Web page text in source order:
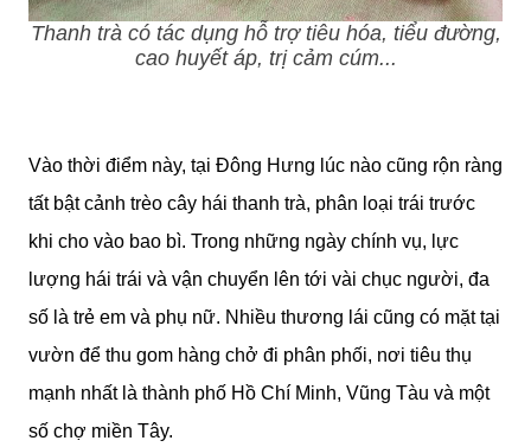
Thanh trà có tác dụng hỗ trợ tiêu hóa, tiểu đường,
cao huyết áp, trị cảm cúm...
Vào thời điểm này, tại Đông Hưng lúc nào cũng rộn ràng
tất bật cảnh trèo cây hái thanh trà, phân loại trái trước
khi cho vào bao bì. Trong những ngày chính vụ, lực
lượng hái trái và vận chuyển lên tới vài chục người, đa
số là trẻ em và phụ nữ. Nhiều thương lái cũng có mặt tại
vườn để thu gom hàng chở đi phân phối, nơi tiêu thụ
mạnh nhất là thành phố Hồ Chí Minh, Vũng Tàu và một
số chợ miền Tây.